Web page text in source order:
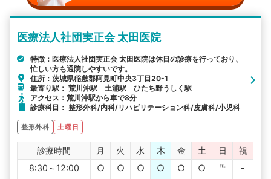
医療法人社団実正会 太田医院
特徴：医療法人社団実正会 太田医院は休日の診療を行っており、
忙しい方も通院しやすいです。
住所：茨城県稲敷郡阿見町中央3丁目20-1
最寄り駅： 荒川沖駅 土浦駅 ひたち野うしく駅
アクセス：荒川沖駅から車で8分
診療科目： 整形外科/内科/リハビリテーション科/皮膚科/小児科
整形外科 土曜日
診療時間 月 火 水 木 金 土 日
祝
8:30～12:00
○ ○ ○ ○ ○ ○ ℡
-